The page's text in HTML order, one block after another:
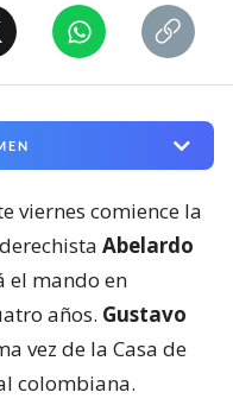
viernes comience la
Abelardo
el mando en
años. Gustavo
vez de la Casa de
colombiana.